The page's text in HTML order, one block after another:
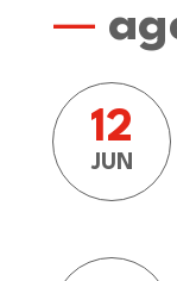
12
JUN